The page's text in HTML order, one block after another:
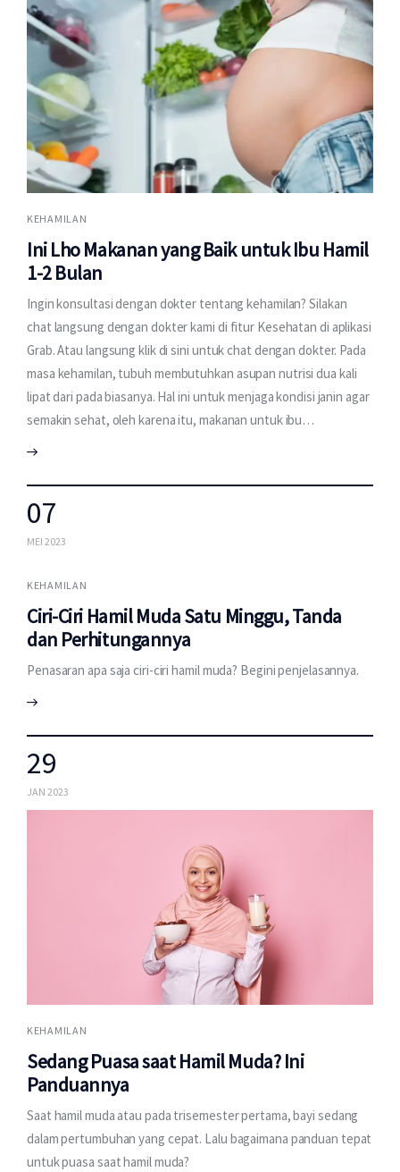
KEHAMILAN
Ini Lho Makanan yang Baik untuk Ibu Hamil
1-2 Bulan
Ingin konsultasi dengan dokter tentang kehamilan? Silakan
chat langsung dengan dokter kami di fitur Kesehatan di aplikasi
Grab. Atau langsung klik di sini untuk chat dengan dokter. Pada
masa kehamilan, tubuh membutuhkan asupan nutrisi dua kali
lipat dari pada biasanya. Hal ini untuk menjaga kondisi janin agar
semakin sehat, oleh karena itu, makanan untuk ibu…
07
MEI 2023
KEHAMILAN
Ciri-Ciri Hamil Muda Satu Minggu, Tanda
dan Perhitungannya
Penasaran apa saja ciri-ciri hamil muda? Begini penjelasannya.
29
JAN 2023
KEHAMILAN
Sedang Puasa saat Hamil Muda? Ini
Panduannya
Saat hamil muda atau pada trisemester pertama, bayi sedang
dalam pertumbuhan yang cepat. Lalu bagaimana panduan tepat
untuk puasa saat hamil muda?